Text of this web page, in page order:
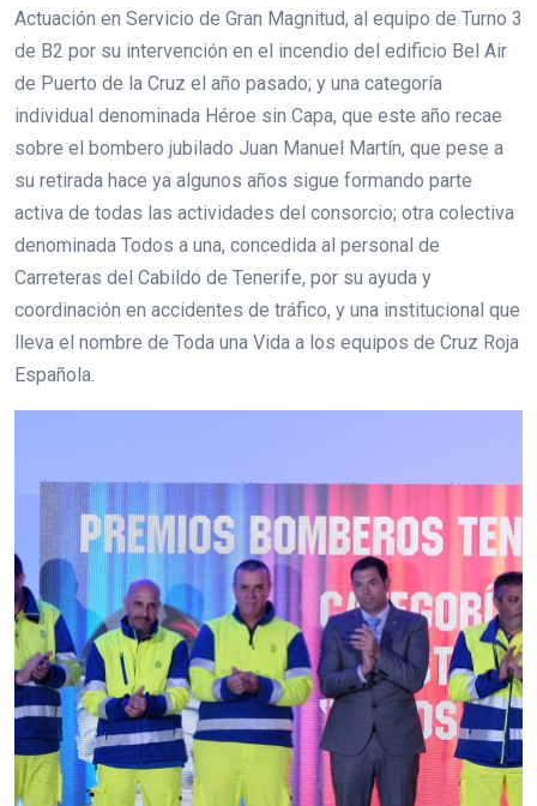
Actuación en Servicio de Gran Magnitud, al equipo de Turno 3
de B2 por su intervención en el incendio del edificio Bel Air
de Puerto de la Cruz el año pasado; y una categoría
individual denominada Héroe sin Capa, que este año recae
sobre el bombero jubilado Juan Manuel Martín, que pese a
su retirada hace ya algunos años sigue formando parte
activa de todas las actividades del consorcio; otra colectiva
denominada Todos a una, concedida al personal de
Carreteras del Cabildo de Tenerife, por su ayuda y
coordinación en accidentes de tráfico, y una institucional que
lleva el nombre de Toda una Vida a los equipos de Cruz Roja
Española.